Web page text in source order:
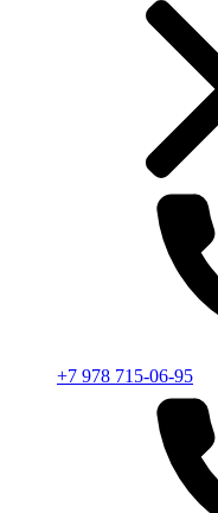
+7 978 715-06-95